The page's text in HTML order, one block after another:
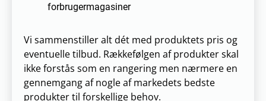
forbrugermagasiner
Vi sammenstiller alt dét med produktets pris og
eventuelle tilbud. Rækkefølgen af produkter skal
ikke forstås som en rangering men nærmere en
gennemgang af nogle af markedets bedste
produkter til forskellige behov.